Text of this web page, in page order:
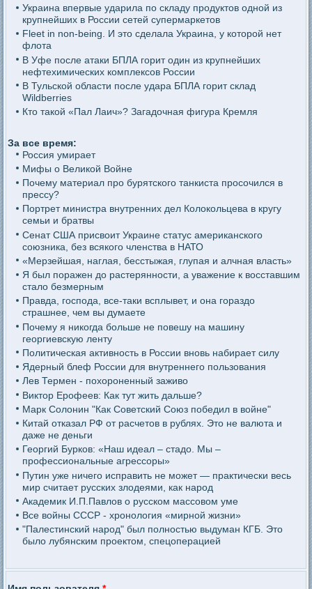
Украина впервые ударила по складу продуктов одной из
крупнейших в России сетей супермаркетов
Fleet in non-being. И это сделала Украина, у которой нет
флота
В Уфе после атаки БПЛА горит один из крупнейших
нефтехимических комплексов России
В Тульской области после удара БПЛА горит склад
Wildberries
Кто такой «Пал Лаич»? Загадочная фигура Кремля
За все время:
Россия умирает
Мифы о Великой Войне
Почему материал про бурятского танкиста просочился в
прессу?
Портрет министра внутренних дел Колокольцева в кругу
семьи и братвы
Сенат США присвоит Украине статус американского
союзника, без всякого членства в НАТО
«Мерзейшая, наглая, бесстыжая, глупая и алчная власть»
Я был поражен до растерянности, а уважение к восставшим
стало безмерным
Правда, господа, все-таки всплывет, и она гораздо
страшнее, чем вы думаете
Почему я никогда больше не повешу на машину
георгиевскую ленту
Политическая активность в России вновь набирает силу
Ядерный блеф России для внутреннего пользования
Лев Термен - похороненный заживо
Виктор Ерофеев: Как тут жить дальше?
Марк Солонин "Как Советский Союз победил в войне"
Китай отказал РФ от расчетов в рублях. Это не валюта и
даже не деньги
Георгий Бурков: «Наш идеал – стадо. Мы –
профессиональные агрессоры»
Путин уже ничего исправить не может — практически весь
мир считает русских злодеями, как народ
Академик И.П.Павлов о русском массовом уме
Все войны СССР - хронология «мирной жизни»
"Палестинский народ" был полностью выдуман КГБ. Это
было лубянским проектом, спецоперацией